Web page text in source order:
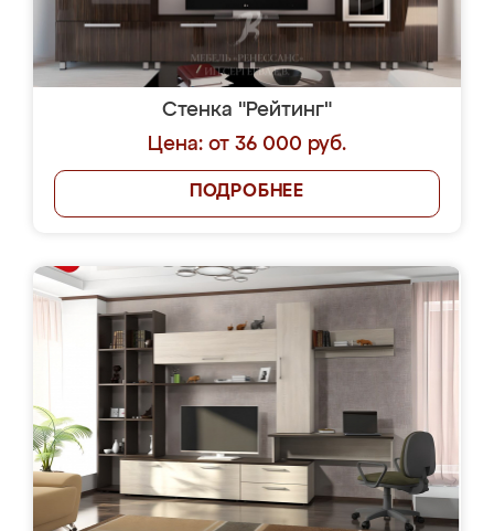
Стенка "Рейтинг"
Цена: от 36 000 руб.
ПОДРОБНЕЕ